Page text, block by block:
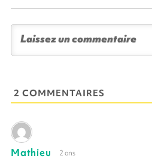
2 COMMENTAIRES
Mathieu 2 ans